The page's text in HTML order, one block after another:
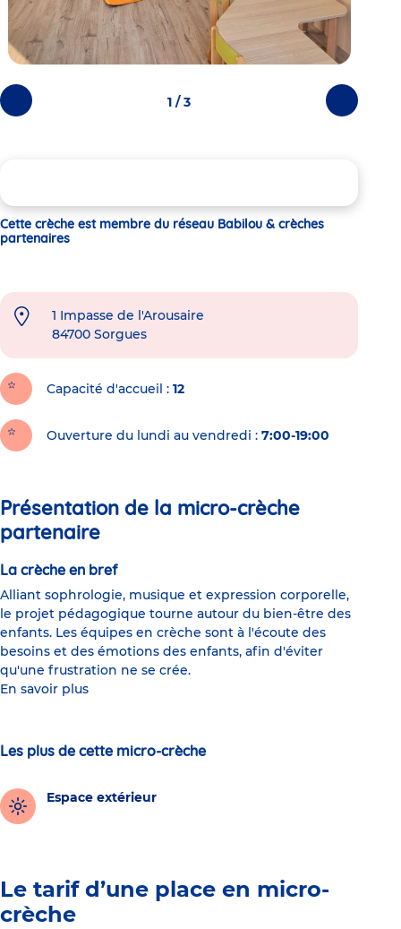
Photos
précédentes
Photos
suivantes
1 / 3
Cette crèche est membre du réseau Babilou & crèches
partenaires
1 Impasse de l'Arousaire
84700 Sorgues
Capacité d'accueil 12
Ouverture du lundi au vendredi : 7:00-19:00
Présentation de la micro-crèche
partenaire
La crèche en bref
Alliant sophrologie, musique et expression corporelle,
le projet pédagogique tourne autour du bien-être des
enfants. Les équipes en crèche sont à l'écoute des
besoins et des émotions des enfants, afin d'éviter
qu'une frustration ne se crée.
En savoir plus
Les plus de cette micro-crèche
Espace extérieur
Le tarif d’une place en micro-
crèche